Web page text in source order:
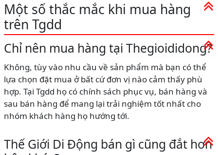
Một số thắc mắc khi mua hàng
trên Tgdd
Chỉ nên mua hàng tại Thegioididong?
Không, tùy vào nhu cầu về sản phẩm mà bạn có thể
lựa chọn đặt mua ở bất cứ đơn vị nào cảm thấy phù
hợp. Tại Tgdd họ có chính sách phục vụ, bán hàng và
sau bán hàng để mang lại trải nghiệm tốt nhất cho
nhóm khách hàng họ hướng tới.
Thế Giới Di Động bán gì cũng đắt hơn